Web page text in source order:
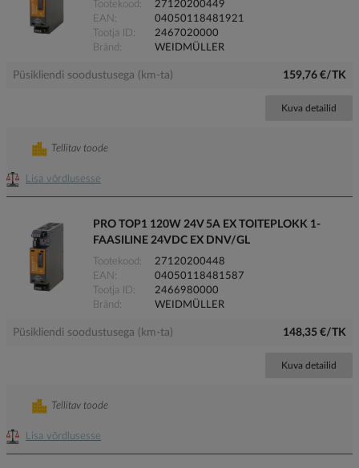
Tootekood
27120200449
EAN
04050118481921
Tootja ID
2467020000
Bränd
WEIDMÜLLER
Püsikliendi soodustusega (km-ta) 159,76 €/TK
Kuva detailid
Lisa võrdlusesse
Tellitav toode
PRO TOP1 120W 24V 5A EX TOITEPLOKK 1-
FAASILINE 24VDC EX DNV/GL
Tootekood
27120200448
EAN
04050118481587
Tootja ID
2466980000
Bränd
WEIDMÜLLER
Püsikliendi soodustusega (km-ta) 148,35 €/TK
Kuva detailid
Lisa võrdlusesse
Tellitav toode